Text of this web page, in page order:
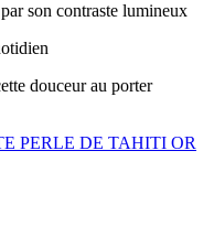
son contraste lumineux
douceur au porter